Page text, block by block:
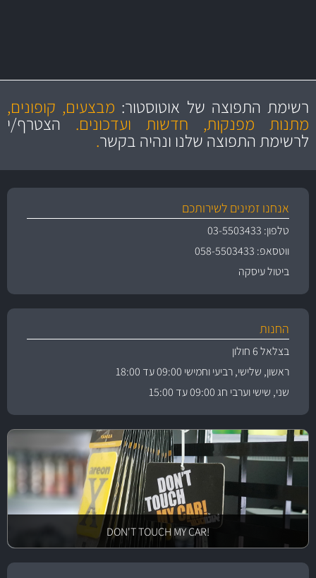
מקצועיות
ושירות מצויין
מחירים
הוגנים
והיצע מוצרים איכותירשימת התפוצה של אוטוסטור: מבצעים, קופונים,
מתנות מפנקות, חדשות ועדכונים.הצטרף/י
לרשימת התפוצה שלנו ונהיה בקשר.
אנחנו זמינים לשירותכם
טלפון: 03-5503433
ווטסאפ: 058-5503433
ביטול עיסקה
החנות
בצלאל 6 חולון
ראשון, שלישי, רביעי וחמישי 09:00 עד 18:00
שני, שישי וערבי חג 09:00 עד 15:00
!DON'T TOUCH MY CAR